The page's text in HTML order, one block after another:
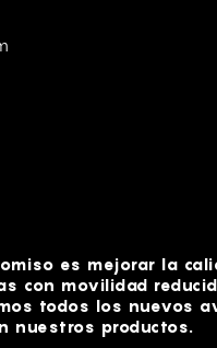
es mejorar la
con movilidad
todos los nuevos
nuestros productos.